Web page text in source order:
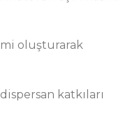
oluşturarak
katkıları